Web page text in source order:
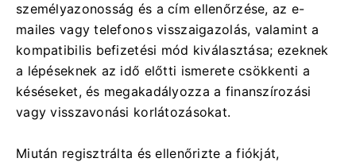
személyazonosság és a cím ellenőrzése, az e-
mailes vagy telefonos visszaigazolás, valamint a
kompatibilis befizetési mód kiválasztása; ezeknek
a lépéseknek az idő előtti ismerete csökkenti a
késéseket, és megakadályozza a finanszírozási
vagy visszavonási korlátozásokat.
Miután regisztrálta és ellenőrizte a fiókját,